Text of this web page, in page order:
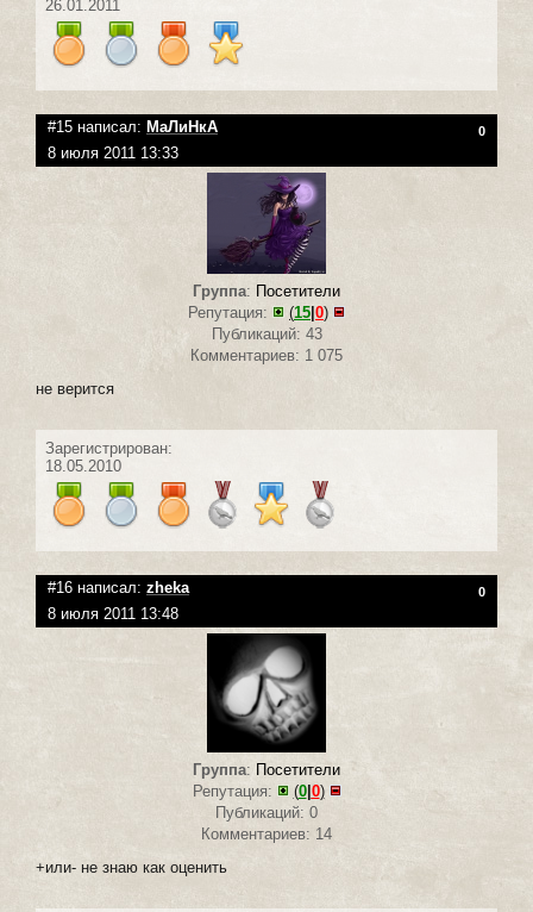
26.01.2011
#15 написал: МаЛиНкА 0
8 июля 2011 13:33
Группа: Посетители
Репутация:
(15 0)
Публикаций: 43
Комментариев: 1 075
не верится
Зарегистрирован:
18.05.2010
#16 написал: zheka 0
8 июля 2011 13:48
Группа: Посетители
Репутация:
(0| 0)
Публикаций: 0
Комментариев: 14
+или- не знаю как оценить